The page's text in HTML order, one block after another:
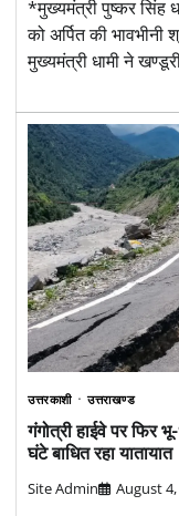
*मुख्यमंत्री पुष्कर सिंह
को अर्पित की
मुख्यमंत्री धामी ने
उत्तरकाशी उत्तराखण्ड
गंगोत्री हाईवे पर फिर
घंटे बाधित रहा यातायात
Site Admin August